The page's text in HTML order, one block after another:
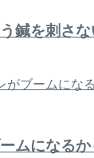
鍼を刺さ
ムになるか